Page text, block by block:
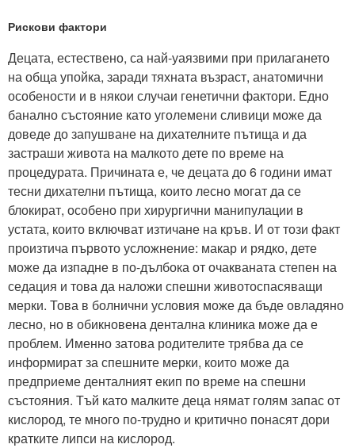
Рискови фактори
Децата, естествено, са най-уаязвими при прилагането
на обща упойка, заради тяхната възраст, анатомични
особености и в някои случаи генетични фактори. Едно
банално състояние като уголемени сливици може да
доведе до запушване на дихателните пътища и да
застраши живота на малкото дете по време на
процедурата. Причината е, че децата до 6 години имат
тесни дихателни пътища, които лесно могат да се
блокират, особено при хирургични манипулации в
устата, които включват изтичане на кръв. И от този факт
произтича първото усложнение: макар и рядко, дете
може да изпадне в по-дълбока от очакваната степен на
седация и това да наложи спешни животоспасяващи
мерки. Това в болнични условия може да бъде овладяно
лесно, но в обикновена дентална клиника може да е
проблем. Именно затова родителите трябва да се
информират за спешните мерки, които може да
предприеме денталният екип по време на спешни
състояния. Тъй като малките деца нямат голям запас от
кислород, те много по-трудно и критично понасят дори
кратките липси на кислород.